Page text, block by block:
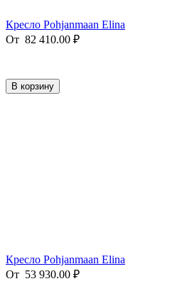
Кресло Pohjanmaan Elina
От 82 410.00 ₽
В корзину
Кресло Pohjanmaan Elina
От 53 930.00 ₽